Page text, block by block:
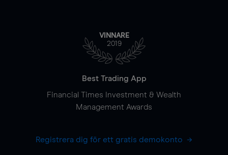
VINNARE
2019
Best Trading App
Financial Times Investment & Wealth
Management Awards
Registrera dig för ett gratis demokonto